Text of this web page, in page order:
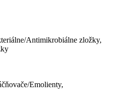
Antimikrobiálne zložky,
Emolienty,